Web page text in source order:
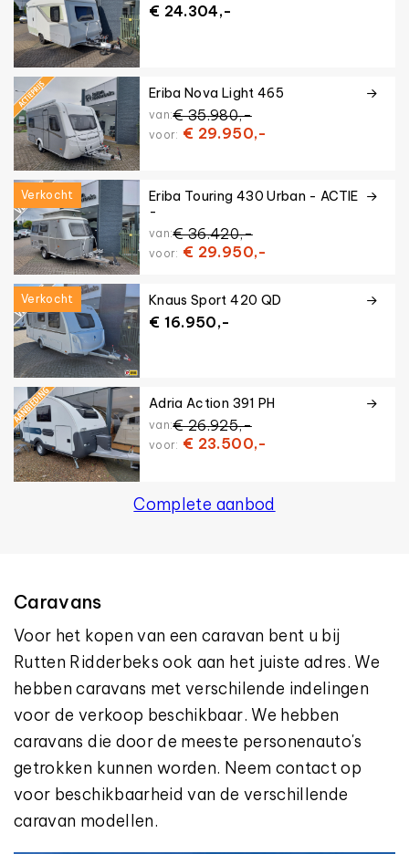
€ 24.304,-
Eriba Nova Light 465
van:€ 35.980,-
voor: € 29.950,-
Verkocht
Eriba Touring 430 Urban - ACTIE
-
van:€ 36.420,-
voor: € 29.950,-
Verkocht Knaus Sport 420 QD
€ 16.950,-
Adria Action 391 PH
van:€ 26.925,-
voor: € 23.500,-
Complete aanbod
Caravans
Voor het kopen van een caravan bent u bij
Rutten Ridderbeks ook aan het juiste adres. We
hebben caravans met verschilende indelingen
voor de verkoop beschikbaar. We hebben
caravans die door de meeste personenauto's
getrokken kunnen worden. Neem contact op
voor beschikbaarheid van de verschillende
caravan modellen.